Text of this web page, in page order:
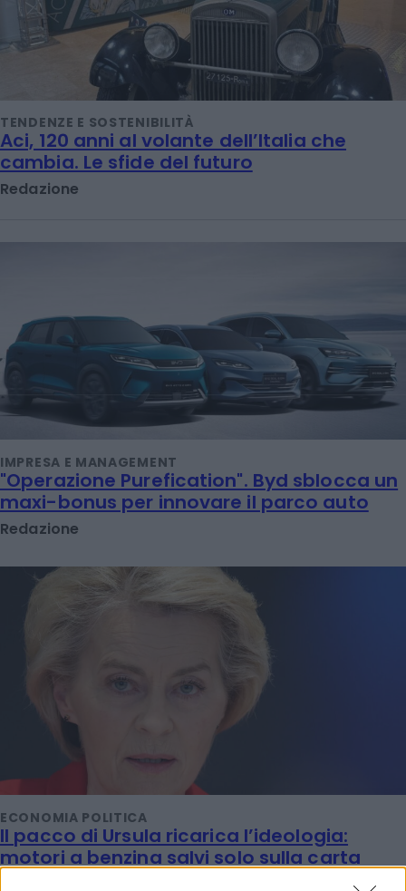
TENDENZE E SOSTENIBILITÀ
Aci, 120 anni al volante dell’Italia che
cambia. Le sfide del futuro
Redazione
IMPRESA E MANAGEMENT
"Operazione Purefication". Byd sblocca un
maxi-bonus per innovare il parco auto
Redazione
ECONOMIA POLITICA
Il pacco di Ursula ricarica l’ideologia:
motori a benzina salvi solo sulla carta